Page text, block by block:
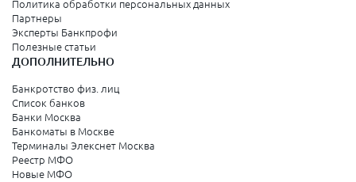
Политика обработки персональных данных
Партнеры
Эксперты Банкпрофи
Полезные статьи
ДОПОЛНИТЕЛЬНО
Банкротство физ. лиц
Список банков
Банки Москва
Банкоматы в Москве
Терминалы Элекснет Москва
Реестр МФО
Новые МФО